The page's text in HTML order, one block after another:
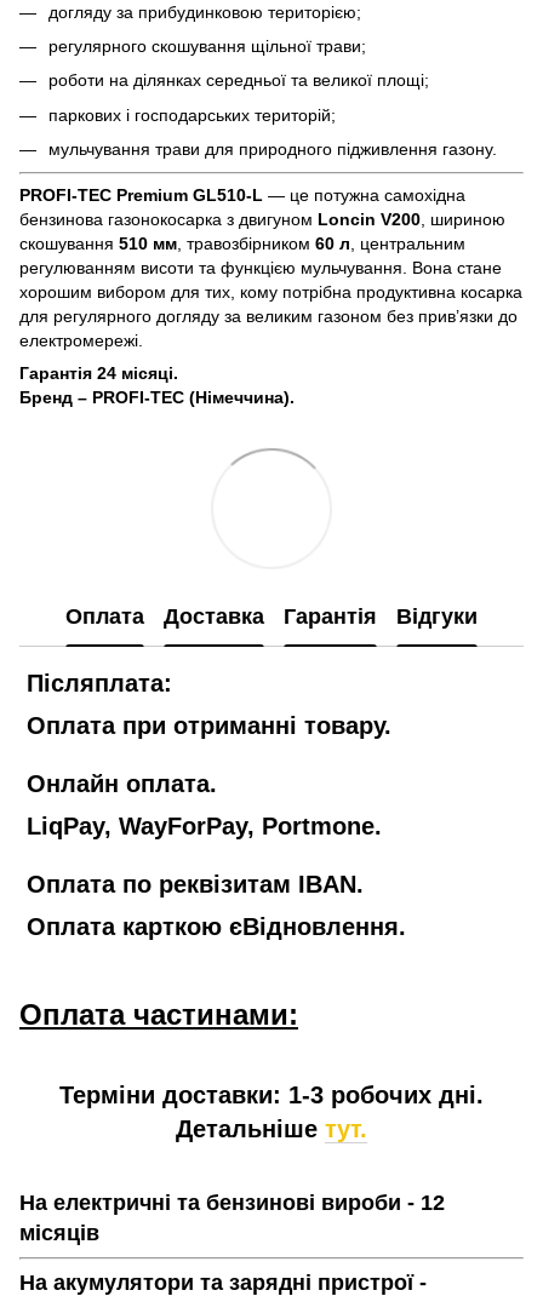
догляду за прибудинковою територією;
регулярного скошування щільної трави;
роботи на ділянках середньої та великої площі;
паркових і господарських територій;
мульчування трави для природного підживлення газону.
PROFI-TEC Premium GL510-L — це потужна самохідна
бензинова газонокосарка з двигуном Loncin V200 , шириною
скошування 510 мм , травозбірником 60 л , центральним
регулюванням висоти та функцією мульчування. Вона стане
хорошим вибором для тих, кому потрібна продуктивна косарка
для регулярного догляду за великим газоном без прив’язки до
електромережі.
Гарантія 24 місяці.
Бренд – PROFI-TEC (Німеччина).
Оплата Доставка Гарантія Відгуки
Післяплата:
Оплата при отриманні товару.
Онлайн оплата.
LiqPay, WayForPay, Portmone.
Оплата по реквізитам IBAN.
Оплата карткою єВідновлення.
Оплата частинами:
Терміни доставки: 1-3 робочих дні.
Детальніше тут.
На електричні та бензинові вироби - 12
місяців
На акумулятори та зарядні пристрої -